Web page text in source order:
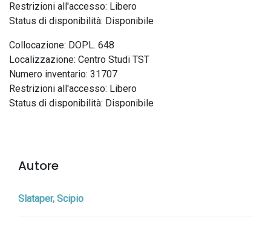
Restrizioni all'accesso: Libero
Status di disponibilità: Disponibile
Collocazione: DOPL. 648
Localizzazione: Centro Studi TST
Numero inventario: 31707
Restrizioni all'accesso: Libero
Status di disponibilità: Disponibile
Autore
Slataper, Scipio